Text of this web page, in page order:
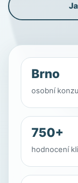
Brno
osobní
750+
hodnocení